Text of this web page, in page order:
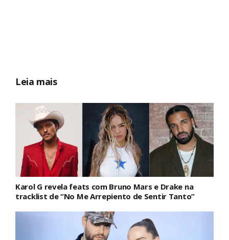
Leia mais
Karol G revela feats com Bruno Mars e Drake na
tracklist de “No Me Arrepiento de Sentir Tanto”